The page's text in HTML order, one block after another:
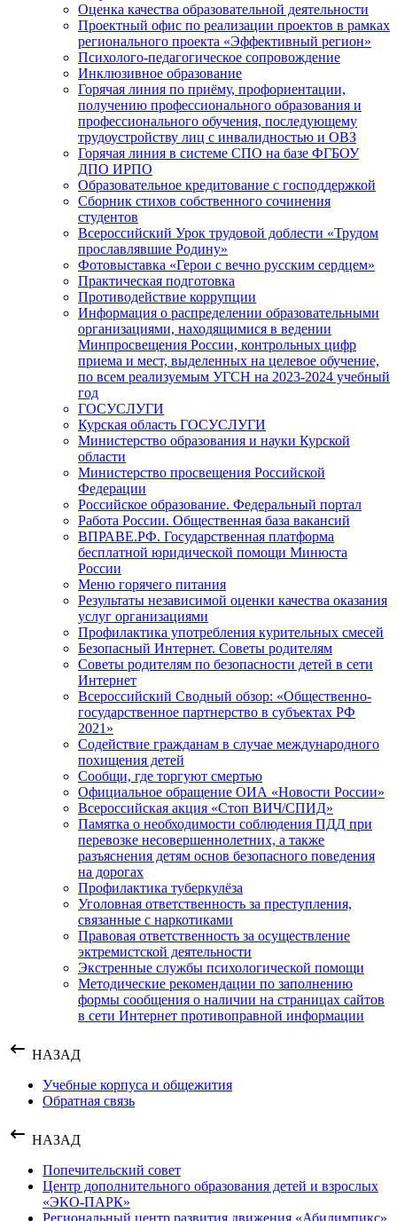
Оценка качества образовательной деятельности
Проектный офис по реализации проектов в рамках
регионального проекта «Эффективный регион»
Психолого-педагогическое сопровождение
Инклюзивное образование
Горячая линия по приёму, профориентации,
получению профессионального образования и
профессионального обучения, последующему
трудоустройству лиц с инвалидностью и ОВЗ
Горячая линия в системе СПО на базе ФГБОУ
ДПО ИРПО
Образовательное кредитование с господдержкой
Сборник стихов собственного сочинения
студентов
Всероссийский Урок трудовой доблести «Трудом
прославлявшие Родину»
Фотовыставка «Герои с вечно русским сердцем»
Практическая подготовка
Противодействие коррупции
Информация о распределении образовательными
организациями, находящимися в ведении
Минпросвещения России, контрольных цифр
приема и мест, выделенных на целевое обучение,
по всем реализуемым УГСН на 2023-2024 учебный
год
ГОСУСЛУГИ
Курская область ГОСУСЛУГИ
Министерство образования и науки Курской
области
Министерство просвещения Российской
Федерации
Российское образование. Федеральный портал
Работа России. Общественная база вакансий
ВПРАВЕ.РФ. Государственная платформа
бесплатной юридической помощи Минюста
России
Меню горячего питания
Результаты независимой оценки качества оказания
услуг организациями
Профилактика употребления курительных смесей
Безопасный Интернет. Советы родителям
Советы родителям по безопасности детей в сети
Интернет
Всероссийский Сводный обзор: «Общественно-
государственное партнерство в субъектах РФ
2021»
Содействие гражданам в случае международного
похищения детей
Сообщи, где торгуют смертью
Официальное обращение ОИА «Новости России»
Всероссийская акция «Стоп ВИЧ/СПИД»
Памятка о необходимости соблюдения ПДД при
перевозке несовершеннолетних, а также
разъяснения детям основ безопасного поведения
на дорогах
Профилактика туберкулёза
Уголовная ответственность за преступления,
связанные с наркотиками
Правовая ответственность за осуществление
эктремистской деятельности
Экстренные службы психологической помощи
Методические рекомендации по заполнению
формы сообщения о наличии на страницах сайтов
в сети Интернет противоправной информации
НАЗАД
Учебные корпуса и общежития
Обратная связь
НАЗАД
Попечительский совет
Центр дополнительного образования детей и взрослых
«ЭКО-ПАРК»
Региональный центр развития движения «Абилимпикс»